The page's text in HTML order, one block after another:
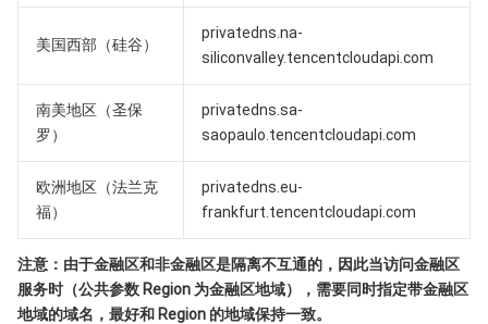
大模型服务平台 TokenHub
消息队列 MQTT 版
消息队列 CMQ 版
实时互动-教育版
实时互动-工业能源版
云联络中心
媒体包装
媒体传输
云点播
直播录制
媒体处理
媒体处理
云桌面
视频终端SDK
短视频 SDK
腾讯特效 SDK
互动白板
医疗服务
腾讯健康组学平台
云资源管理
美国西部（硅谷）
privatedns.na-
siliconvalley.tencentcloudapi.com
南美地区（圣保
罗）
privatedns.sa-
saopaulo.tencentcloudapi.com
欧洲地区（法兰克
福）
privatedns.eu-
frankfurt.tencentcloudapi.com
注意：由于金融区和非金融区是隔离不互通的，因此当访问金融区
服务时（公共参数 Region 为金融区地域），需要同时指定带金融区
地域的域名，最好和 Region 的地域保持一致。